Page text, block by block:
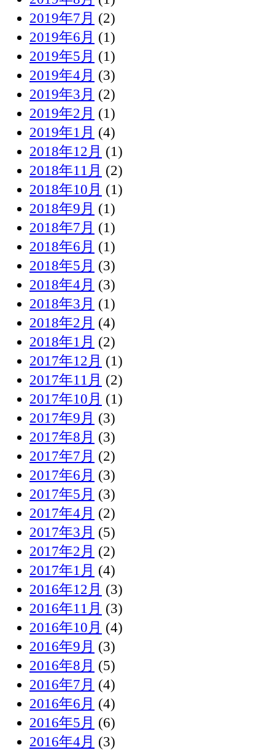
2019年7月 (2)
2019年6月 (1)
2019年5月 (1)
2019年4月 (3)
2019年3月 (2)
2019年2月 (1)
2019年1月 (4)
2018年12月 (1)
2018年11月 (2)
2018年10月 (1)
2018年9月 (1)
2018年7月 (1)
2018年6月 (1)
2018年5月 (3)
2018年4月 (3)
2018年3月 (1)
2018年2月 (4)
2018年1月 (2)
2017年12月 (1)
2017年11月 (2)
2017年10月 (1)
2017年9月 (3)
2017年8月 (3)
2017年7月 (2)
2017年6月 (3)
2017年5月 (3)
2017年4月 (2)
2017年3月 (5)
2017年2月 (2)
2017年1月 (4)
2016年12月 (3)
2016年11月 (3)
2016年10月 (4)
2016年9月 (3)
2016年8月 (5)
2016年7月 (4)
2016年6月 (4)
2016年5月 (6)
2016年4月 (3)